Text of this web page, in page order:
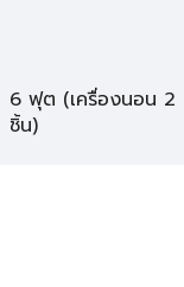
6 ฟุต (เครื่องนอน 2
ชิ้น)